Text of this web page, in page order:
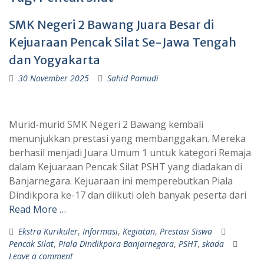
SMK Negeri 2 Bawang Juara Besar di
Kejuaraan Pencak Silat Se-Jawa Tengah
dan Yogyakarta
30 November 2025 Sahid Pamudi
Murid-murid SMK Negeri 2 Bawang kembali
menunjukkan prestasi yang membanggakan. Mereka
berhasil menjadi Juara Umum 1 untuk kategori Remaja
dalam Kejuaraan Pencak Silat PSHT yang diadakan di
Banjarnegara. Kejuaraan ini memperebutkan Piala
Dindikpora ke-17 dan diikuti oleh banyak peserta dari
Read More …
Ekstra Kurikuler, Informasi, Kegiatan, Prestasi Siswa
Pencak Silat, Piala Dindikpora Banjarnegara, PSHT, skada
Leave a comment